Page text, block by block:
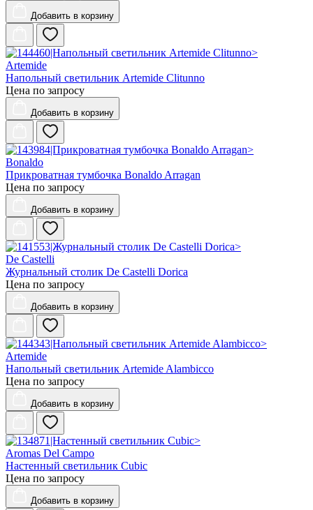
Добавить в корзину
Artemide
Напольный светильник Artemide Clitunno
Цена по запросу
Добавить в корзину
Bonaldo
Прикроватная тумбочка Bonaldo Arragan
Цена по запросу
Добавить в корзину
De Castelli
Журнальный столик De Castelli Dorica
Цена по запросу
Добавить в корзину
Artemide
Напольный светильник Artemide Alambicco
Цена по запросу
Добавить в корзину
Aromas Del Campo
Настенный светильник Cubic
Цена по запросу
Добавить в корзину